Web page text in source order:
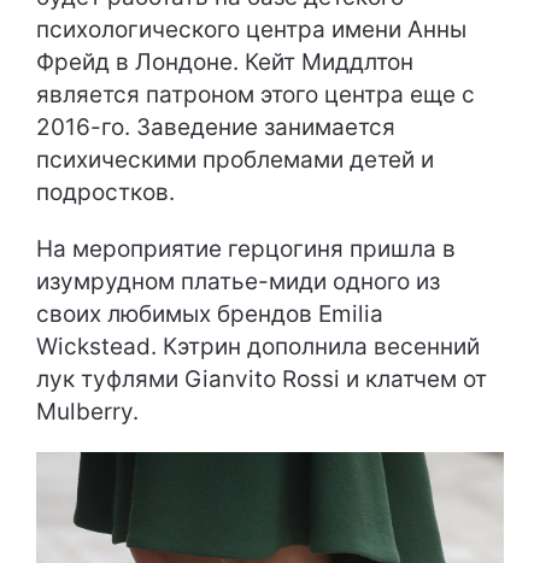
психологического центра имени Анны
Фрейд в Лондоне. Кейт Миддлтон
является патроном этого центра еще с
2016-го. Заведение занимается
психическими проблемами детей и
подростков.
На мероприятие герцогиня пришла в
изумрудном платье-миди одного из
своих любимых брендов Emilia
Wickstead. Кэтрин дополнила весенний
лук туфлями Gianvito Rossi и клатчем от
Mulberry.